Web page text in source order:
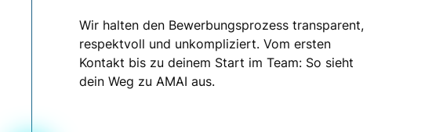
Wir halten den Bewerbungsprozess transparent,
respektvoll und unkompliziert. Vom ersten
Kontakt bis zu deinem Start im Team: So sieht
dein Weg zu AMAI aus.